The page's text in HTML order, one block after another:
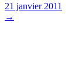
21 janvier 2011
→